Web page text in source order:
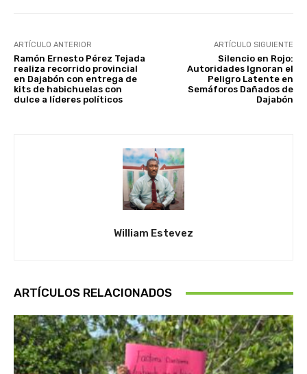
ARTÍCULO ANTERIOR
Ramón Ernesto Pérez Tejada
realiza recorrido provincial
en Dajabón con entrega de
kits de habichuelas con
dulce a líderes políticos
ARTÍCULO SIGUIENTE
Silencio en Rojo:
Autoridades Ignoran el
Peligro Latente en
Semáforos Dañados de
Dajabón
William Estevez
ARTÍCULOS RELACIONADOS